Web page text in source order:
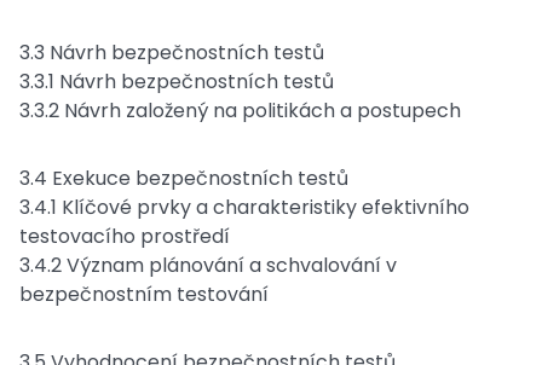
3.3 Návrh bezpečnostních testů
3.3.1 Návrh bezpečnostních testů
3.3.2 Návrh založený na politikách a postupech
3.4 Exekuce bezpečnostních testů
3.4.1 Klíčové prvky a charakteristiky efektivního
testovacího prostředí
3.4.2 Význam plánování a schvalování v
bezpečnostním testování